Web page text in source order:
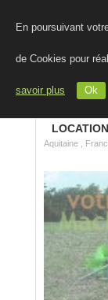
En poursuivant
de Cookies pour
savoir plus Ok
Aquitaine ,